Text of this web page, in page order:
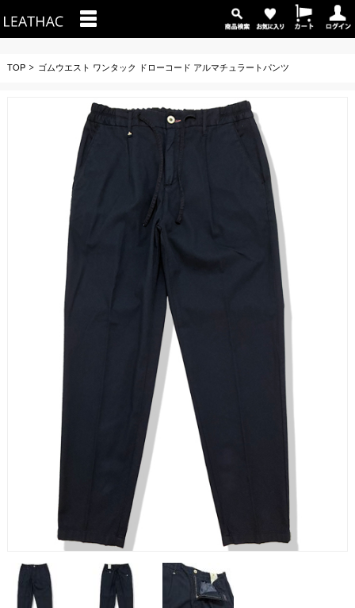
TOP ゴムウエスト ワンタック ドローコード アルマチュラートパンツ